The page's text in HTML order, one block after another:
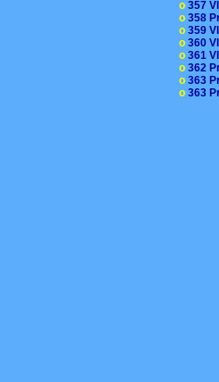
o 357
o 358
o 359
o 360
o 361
o 362
o 363
o 363